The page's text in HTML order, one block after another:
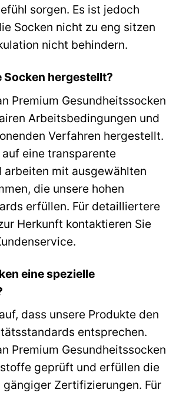
sorgen. Es ist jedoch
Socken nicht zu eng sitzen
nicht behindern.
Socken hergestellt?
Premium Gesundheitssocken
Arbeitsbedingungen und
Verfahren hergestellt.
eine transparente
arbeiten mit ausgewählten
die unsere hohen
erfüllen. Für detailliertere
Herkunft kontaktieren Sie
eine spezielle
dass unsere Produkte den
entsprechen.
Premium Gesundheitssocken
geprüft und erfüllen die
Zertifizierungen. Für